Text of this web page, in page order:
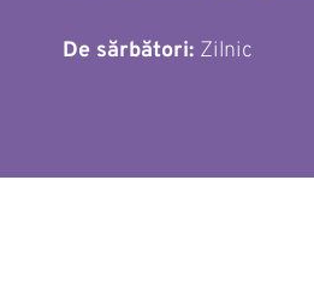
De sărbători: Zilnic